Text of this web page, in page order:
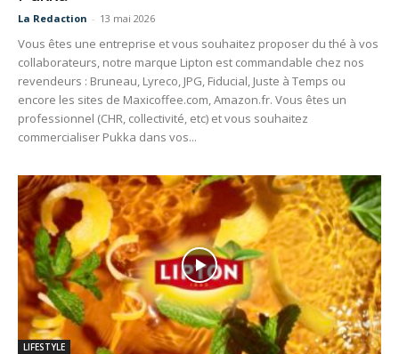
La Redaction - 13 mai 2026
Vous êtes une entreprise et vous souhaitez proposer du thé à vos
collaborateurs, notre marque Lipton est commandable chez nos
revendeurs : Bruneau, Lyreco, JPG, Fiducial, Juste à Temps ou
encore les sites de Maxicoffee.com, Amazon.fr. Vous êtes un
professionnel (CHR, collectivité, etc) et vous souhaitez
commercialiser Pukka dans vos...
LIFESTYLE